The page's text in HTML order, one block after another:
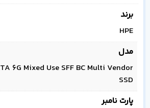
برند
HPE
مدل
6G Mixed Use SFF BC Multi Vendor
SSD
پارت نامبر